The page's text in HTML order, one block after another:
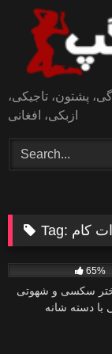
content
پشتون، تاجیکی،
ازبکی، افغانی
Tag: کام
65%
سکسی و شهوتی
با دسته شانه